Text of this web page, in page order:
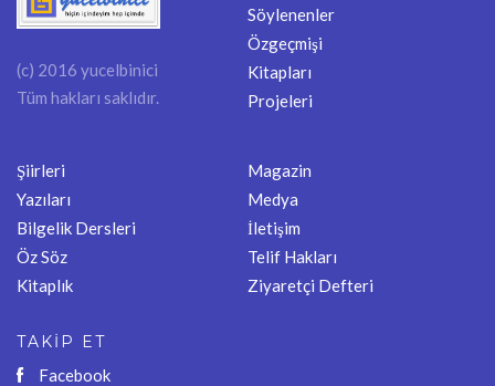
(c) 2016 yucelbinici
Tüm hakları saklıdır.
Söylenenler
Özgeçmişi
Kitapları
Projeleri
Şiirleri
Yazıları
Bilgelik Dersleri
Öz Söz
Kitaplık
Magazin
Medya
İletişim
Telif Hakları
Ziyaretçi Defteri
TAKİP ET
Facebook